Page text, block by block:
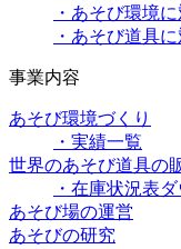
・あそび環境
・あそび道具
事業内容
あそび環境づくり
・実績一覧
世界のあそび道具の
・在庫状況表
あそび場の運営
あそびの研究